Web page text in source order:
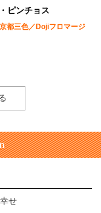
ピンチョス
都三色／Dojiフロマージ
せ